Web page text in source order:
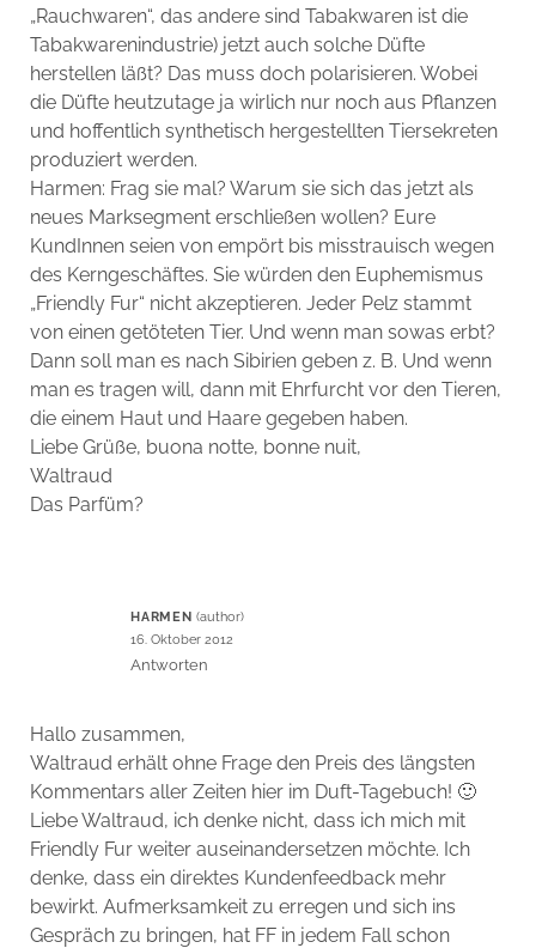
„Rauchwaren“, das andere sind Tabakwaren ist die
Tabakwarenindustrie) jetzt auch solche Düfte
herstellen läßt? Das muss doch polarisieren. Wobei
die Düfte heutzutage ja wirlich nur noch aus Pflanzen
und hoffentlich synthetisch hergestellten Tiersekreten
produziert werden.
Harmen: Frag sie mal? Warum sie sich das jetzt als
neues Marksegment erschließen wollen? Eure
KundInnen seien von empört bis misstrauisch wegen
des Kerngeschäftes. Sie würden den Euphemismus
„Friendly Fur“ nicht akzeptieren. Jeder Pelz stammt
von einen getöteten Tier. Und wenn man sowas erbt?
Dann soll man es nach Sibirien geben z. B. Und wenn
man es tragen will, dann mit Ehrfurcht vor den Tieren,
die einem Haut und Haare gegeben haben.
Liebe Grüße, buona notte, bonne nuit,
Waltraud
Das Parfüm?
HARMEN
16. Oktober 2012
Antworten
Hallo zusammen,
Waltraud erhält ohne Frage den Preis des längsten
Kommentars aller Zeiten hier im Duft-Tagebuch! 🙂
Liebe Waltraud, ich denke nicht, dass ich mich mit
Friendly Fur weiter auseinandersetzen möchte. Ich
denke, dass ein direktes Kundenfeedback mehr
bewirkt. Aufmerksamkeit zu erregen und sich ins
Gespräch zu bringen, hat FF in jedem Fall schon